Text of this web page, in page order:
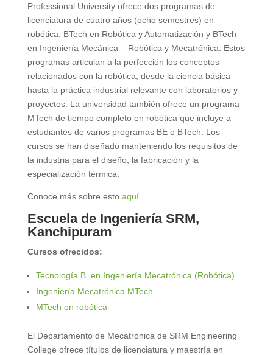
Professional University ofrece dos programas de
licenciatura de cuatro años (ocho semestres) en
robótica: BTech en Robótica y Automatización y BTech
en Ingeniería Mecánica – Robótica y Mecatrónica. Estos
programas articulan a la perfección los conceptos
relacionados con la robótica, desde la ciencia básica
hasta la práctica industrial relevante con laboratorios y
proyectos. La universidad también ofrece un programa
MTech de tiempo completo en robótica que incluye a
estudiantes de varios programas BE o BTech. Los
cursos se han diseñado manteniendo los requisitos de
la industria para el diseño, la fabricación y la
especialización térmica.
Conoce más sobre esto aquí.
Escuela de Ingeniería SRM,
Kanchipuram
Cursos ofrecidos:
Tecnología B. en Ingeniería Mecatrónica (Robótica)
Ingeniería Mecatrónica MTech
MTech en robótica
El Departamento de Mecatrónica de SRM Engineering
College ofrece títulos de licenciatura y maestría en